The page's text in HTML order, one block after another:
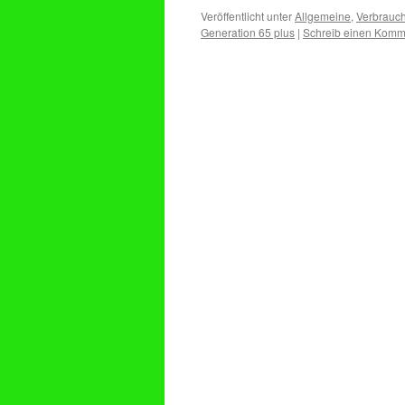
Veröffentlicht unterAllgemeine,
Generation 65 plus | Schreib einen